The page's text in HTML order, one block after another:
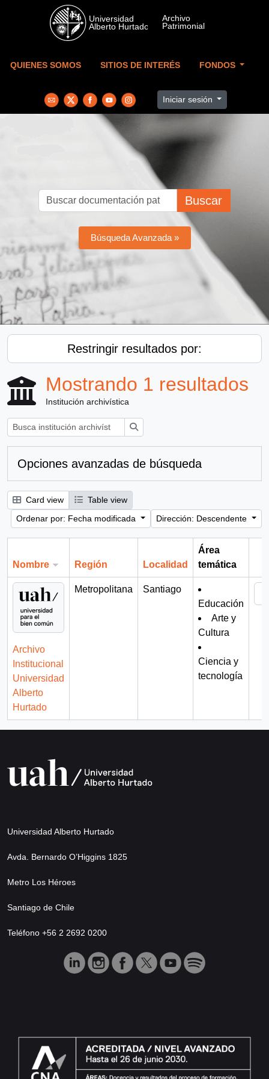
Skip to main content
QUIENES SOMOS SITIOS DE INTERÉS FONDOS
Iniciar sesión
Buscar
Búsqueda Avanzada »
Restringir resultados por:
Mostrando 1 resultados
Institución archivística
Opciones avanzadas de búsqueda
Card view
Table view
Ordenar por: Fecha modificada
Dirección: Descendente
Nombre Región Localidad
Área
temática
Archivo
Institucional
Universidad
Alberto
Hurtado
Metropolitana
Santiago
Educación
Arte y
Cultura
Ciencia y
tecnología
Universidad Alberto Hurtado
Avda. Bernardo O’Higgins 1825
Metro Los Héroes
Santiago de Chile
Teléfono +56 2 2692 0200